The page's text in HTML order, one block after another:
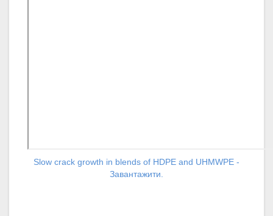
Slow crack growth in blends of HDPE and UHMWPE -
Завантажити.